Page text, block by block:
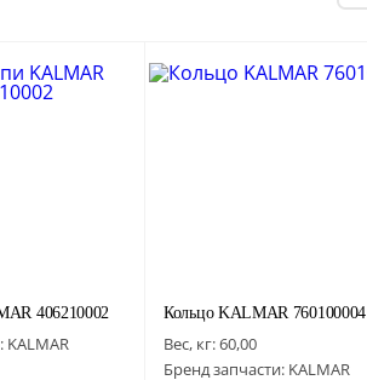
406210002
KALMAR
Кольцо KALMAR 760100004
Вес, кг:60,00
Бренд запчасти: KALMAR